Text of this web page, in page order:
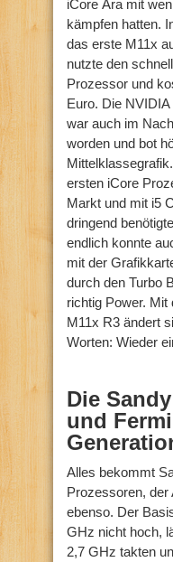
iCore Ära mit
kämpfen hatten.
das erste M11x
nutzte den
Prozessor und
Euro. Die
war auch im
worden und bot
ersten iCore
Markt und mit i5
dringend
endlich konnte
mit der
durch den Turbo
richtig Power. Mit
M11x R3 ändert
Worten: Wieder
Die
und Fermi
Alles bekommt
Prozessoren, der
ebenso. Der
GHz nicht hoch,
2,7 GHz takten